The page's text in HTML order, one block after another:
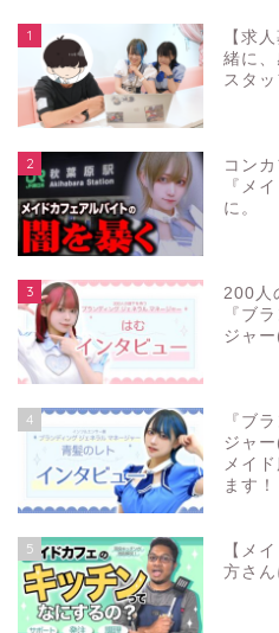
1
【求
緒に
スタ
2
コン
『メ
に。
3
200人
『ブ
ジャ
4
『ブ
ジャ
メイ
ます！
5
【メ
方さん